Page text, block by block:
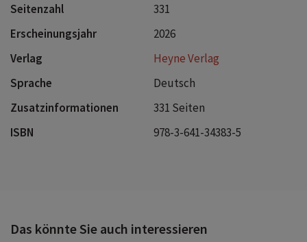
Seitenzahl
331
Erscheinungsjahr
2026
Verlag
Heyne Verlag
Sprache
Deutsch
Zusatzinformationen
331 Seiten
ISBN
978-3-641-34383-5
Das könnte Sie auch interessieren